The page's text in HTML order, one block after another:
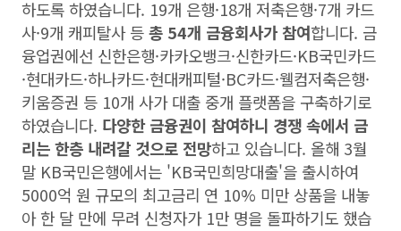
하도록 하였습니다. 19개 은행·18개 저축은행·7개 카드
사·9개 캐피탈사 등총 54개 금융회사가 참여합니다. 금
융업권에선 신한은행·카카오뱅크·신한카드·KB국민카드
·현대카드·하나카드·현대캐피털·BC카드·웰컴저축은행·
키움증권 등 10개 사가 대출 중개 플랫폼을 구축하기로
하였습니다. 다양한 금융권이 참여하니 경쟁 속에서 금
리는 한층 내려갈 것으로 전망하고 있습니다. 올해 3월
말 KB국민은행에서는 'KB국민희망대출'을 출시하여
5000억 원 규모의 최고금리 연 10% 미만 상품을 내놓
아 한 달 만에 무려 신청자가 1만 명을 돌파하기도 했습